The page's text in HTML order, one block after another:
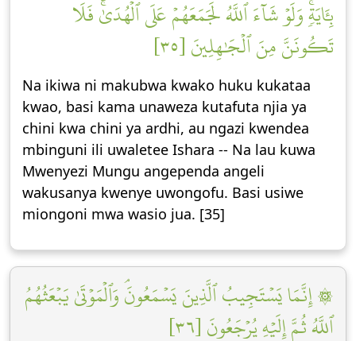
بِـَٔايَةٖۚ وَلَوۡ شَآءَ ٱللَّهُ لَجَمَعَهُمۡ عَلَى ٱلۡهُدَىٰۚ فَلَا
تَكُونَنَّ مِنَ ٱلۡجَٰهِلِينَ [٣٥]
Na ikiwa ni makubwa kwako huku kukataa
kwao, basi kama unaweza kutafuta njia ya
chini kwa chini ya ardhi, au ngazi kwendea
mbinguni ili uwaletee Ishara -- Na lau kuwa
Mwenyezi Mungu angependa angeli
wakusanya kwenye uwongofu. Basi usiwe
miongoni mwa wasio jua. [35]
۞ إِنَّمَا يَسۡتَجِيبُ ٱلَّذِينَ يَسۡمَعُونَۘ وَٱلۡمَوۡتَىٰ يَبۡعَثُهُمُ
ٱللَّهُ ثُمَّ إِلَيۡهِ يُرۡجَعُونَ [٣٦]